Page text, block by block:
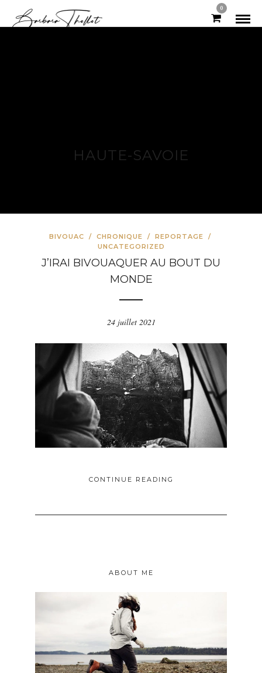
0
HAUTE-SAVOIE
BIVOUAC / CHRONIQUE / REPORTAGE /
UNCATEGORIZED
J’IRAI BIVOUAQUER AU BOUT DU
MONDE
24 juillet 2021
CONTINUE READING
ABOUT ME